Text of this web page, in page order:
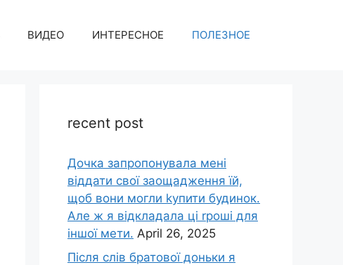
ВИДЕО ИНТЕРЕСНОЕ ПОЛЕЗНОЕ
recent post
Дочка запpопонувала мені
віддати свої заощадження їй,
щоб вони могли kупити будинок.
Але ж я відкладала ці rроші для
іншої мети. April 26, 2025
Після слів братової доньки я